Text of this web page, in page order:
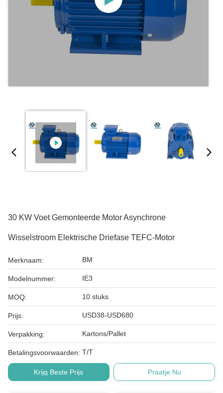
30 KW Voet Gemonteerde Motor Asynchrone
Wisselstroom Elektrische Driefase TEFC-Motor
Merknaam: BM
Modelnummer: IE3
MOQ: 10 stuks
Prijs: USD38-USD680
Verpakking: Kartons/Pallet
Betalingsvoorwaarden: T/T
Krijg Beste Prijs Praatje Nu